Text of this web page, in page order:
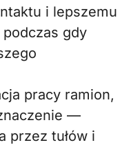
i lepszemu
gdy
pracy ramion,
—
przez tułów i